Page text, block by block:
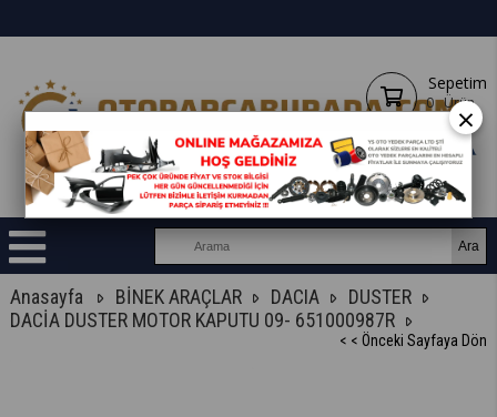
Sepetim
0 Ürün
Anasayfa BİNEK ARAÇLAR DACIA
DUSTER
DACİA DUSTER MOTOR KAPUTU 09- 651000987R
< < Önceki Sayfaya Dön
×